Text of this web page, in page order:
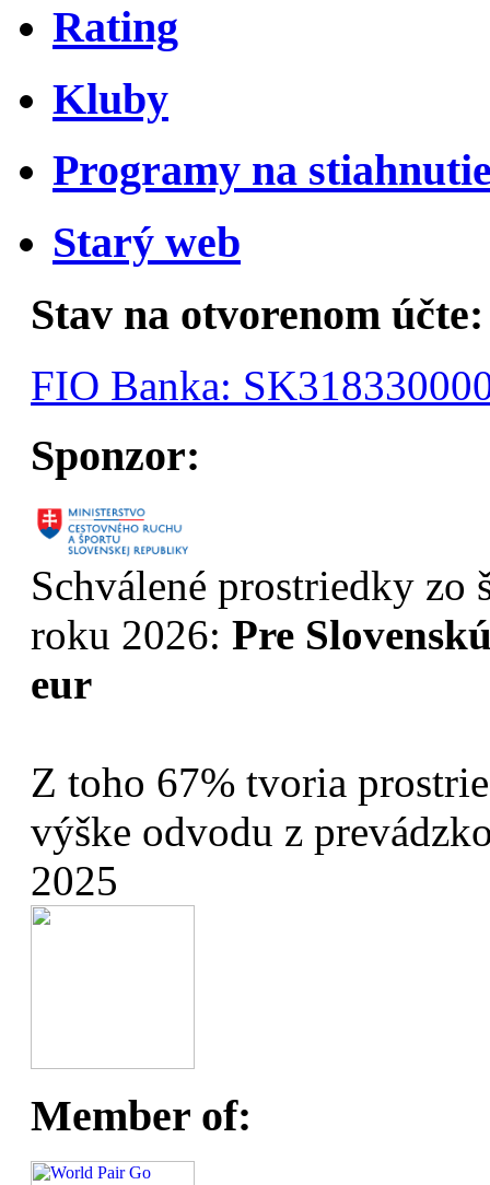
Rating
Kluby
Programy na
Starý web
Stav na otvorenom účte:
FIO Banka:
Sponzor:
Schválené prostriedky zo
roku 2026: Pre
eur
Z toho 67% tvoria
výške odvodu z
2025
Member of: